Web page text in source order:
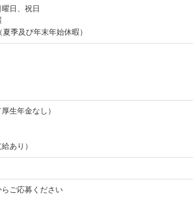
日、祝日
季及び年末年始休暇）
生年金なし）
あり）
ご応募ください